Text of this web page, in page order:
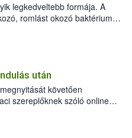
legkedveltebb formája. A
romlást okozó baktériumok
A szabadtéri sütögetés
technikáról szól: legalább
hőkezelés, valamint a
Nemzeti Élelmiszerlánc-
Programja összegyűjtötte a
tudnivalóit.
után
követően
szereplőknek szóló online